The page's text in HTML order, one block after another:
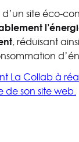
site éco-
, réduisant
La Collab à
son site web.